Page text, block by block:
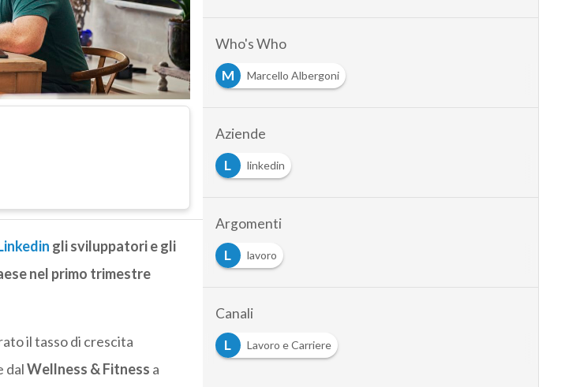
gli sviluppatori e gli
nel primo trimestre
il tasso di crescita
dalWellness & Fitness a
Who's Who
M
Marcello Albergoni
Aziende
L
linkedin
Argomenti
L
lavoro
Canali
L
Lavoro e Carriere